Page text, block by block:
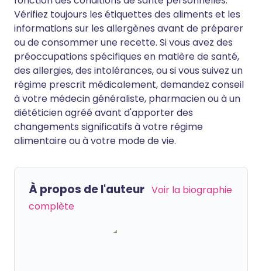
Vérifiez toujours les étiquettes des aliments et les
informations sur les allergènes avant de préparer
ou de consommer une recette. Si vous avez des
préoccupations spécifiques en matière de santé,
des allergies, des intolérances, ou si vous suivez un
régime prescrit médicalement, demandez conseil
à votre médecin généraliste, pharmacien ou à un
diététicien agréé avant d'apporter des
changements significatifs à votre régime
alimentaire ou à votre mode de vie.
À propos de l'auteur Voir la biographie
complète